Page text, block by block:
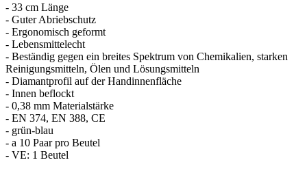
- 33 cm Länge
- Guter Abriebschutz
- Ergonomisch geformt
- Lebensmittelecht
- Beständig gegen ein breites Spektrum von Chemikalien, starken
Reinigungsmitteln, Ölen und Lösungsmitteln
- Diamantprofil auf der Handinnenfläche
- Innen beflockt
- 0,38 mm Materialstärke
- EN 374, EN 388, CE
- grün-blau
- a 10 Paar pro Beutel
- VE: 1 Beutel